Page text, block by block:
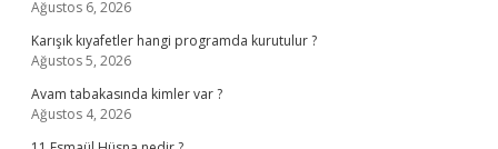
Ağustos 6, 2026
Karışık kıyafetler hangi programda kurutulur ?
Ağustos 5, 2026
Avam tabakasında kimler var ?
Ağustos 4, 2026